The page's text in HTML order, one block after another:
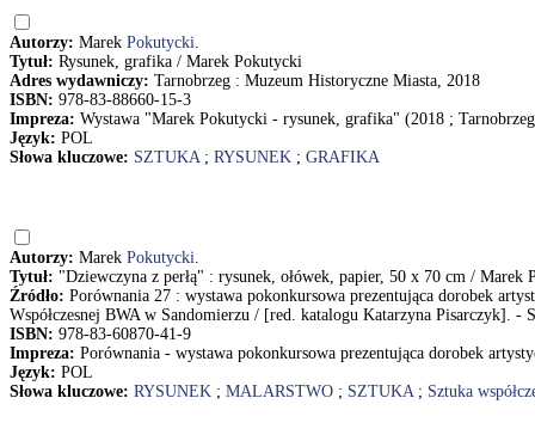
Autorzy: Marek Pokutycki.
Tytuł: Rysunek, grafika / Marek Pokutycki
Adres wydawniczy: Tarnobrzeg : Muzeum Historyczne Miasta, 2018
ISBN: 978-83-88660-15-3
Impreza: Wystawa "Marek Pokutycki - rysunek, grafika" (2018 ;
Język: POL
Słowa kluczowe: SZTUKA; RYSUNEK ; GRAFIKA
Autorzy: Marek Pokutycki.
Tytuł: "Dziewczyna z perłą" : rysunek, ołówek, papier, 50 x 70 cm / Marek
Źródło: Porównania 27 : wystawa pokonkursowa prezentująca dorobek
Współczesnej BWA w Sandomierzu / [red. katalogu Katarzyna Pisarczyk].
ISBN: 978-83-60870-41-9
Impreza: Porównania - wystawa pokonkursowa prezentująca dorobek
Język: POL
Słowa kluczowe: RYSUNEK ; MALARSTWO ; SZTUKA; Sztuka